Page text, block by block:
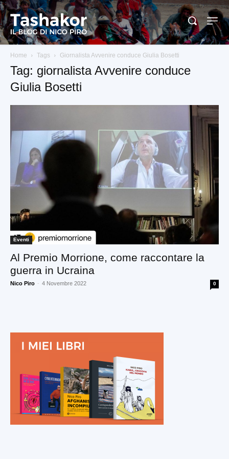
Home Tags Giornalista Avvenire conduce Giulia Bosetti
Tag: giornalista Avvenire conduce
Giulia Bosetti
Eventi
Al Premio Morrione, come raccontare la
guerra in Ucraina
Nico Piro - 4 Novembre 2022 0